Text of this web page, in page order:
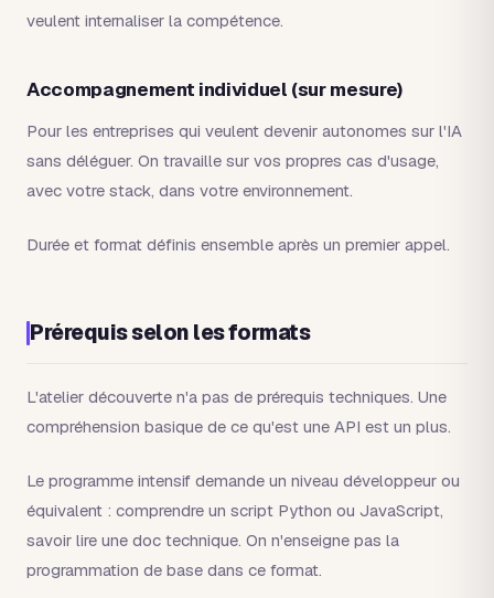
veulent internaliser la compétence.
Accompagnement individuel (sur mesure)
Pour les entreprises qui veulent devenir autonomes sur l'IA
sans déléguer. On travaille sur vos propres cas d'usage,
avec votre stack, dans votre environnement.
Durée et format définis ensemble après un premier appel.
Prérequis selon les formats
L'atelier découverte n'a pas de prérequis techniques. Une
compréhension basique de ce qu'est une API est un plus.
Le programme intensif demande un niveau développeur ou
équivalent : comprendre un script Python ou JavaScript,
savoir lire une doc technique. On n'enseigne pas la
programmation de base dans ce format.